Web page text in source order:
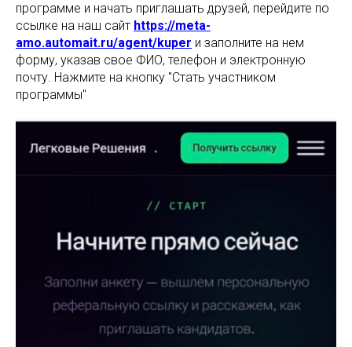
программе и начать приглашать друзей, перейдите по
ссылке на наш сайт https://meta-
amo.automait.ru/agent/kuper и заполните на нем
форму, указав свое ФИО, телефон и электронную
почту. Нажмите на кнопку "Стать участником
программы"